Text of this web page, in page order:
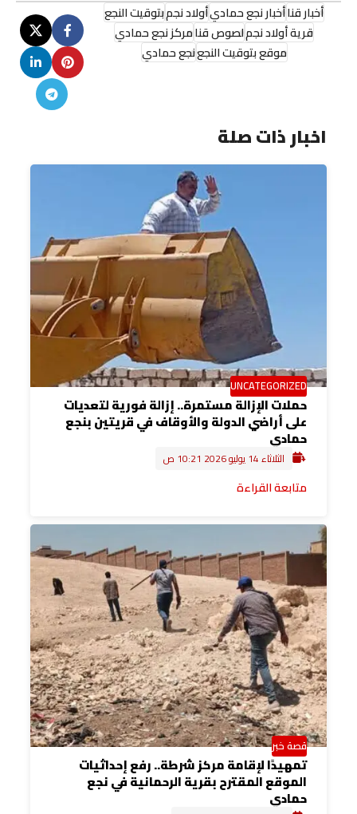
أخبار قناأخبار نجع حماديأولاد نجمبتوقيت النجع
قرية أولاد نجملصوص قنامركز نجع حمادي
موقع بتوقيت النجعنجع حمادي
اخبار ذات صلة
UNCATEGORIZED
حملات الإزالة مستمرة.. إزالة فورية لتعديات
على أراضي الدولة والأوقاف في قريتين بنجع
حمادي
الثلاثاء 14 يوليو 2026 10:21 ص
متابعة القراءة
قصة خبر
تمهيدًا لإقامة مركز شرطة.. رفع إحداثيات
الموقع المقترح بقرية الرحمانية في نجع
حمادي